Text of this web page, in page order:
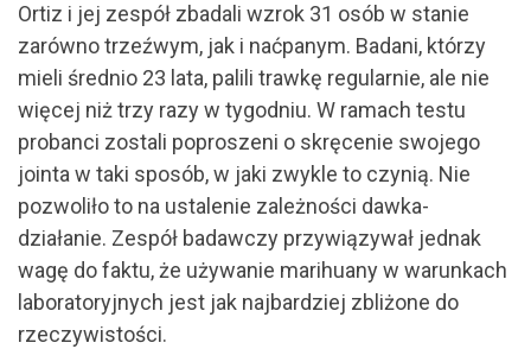
Ortiz i jej zespół zbadali wzrok 31 osób w stanie
zarówno trzeźwym, jak i naćpanym. Badani, którzy
mieli średnio 23 lata, palili trawkę regularnie, ale nie
więcej niż trzy razy w tygodniu. W ramach testu
probanci zostali poproszeni o skręcenie swojego
jointa w taki sposób, w jaki zwykle to czynią. Nie
pozwoliło to na ustalenie zależności dawka-
działanie. Zespół badawczy przywiązywał jednak
wagę do faktu, że używanie marihuany w warunkach
laboratoryjnych jest jak najbardziej zbliżone do
rzeczywistości.